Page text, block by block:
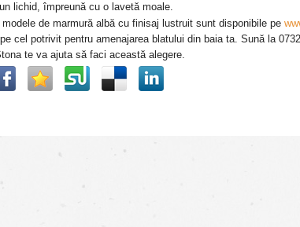
lichid, împreună cu o lavetă moale.
modele de marmură albă cu finisaj lustruit sunt disponibile pe
cel potrivit pentru amenajarea blatului din baia ta. Sună la
te va ajuta să faci această alegere.